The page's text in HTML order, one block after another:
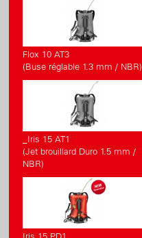
Flox 10 AT3
(Buse réglable 1.3 mm / NBR)
_Iris 15 AT1
(Jet brouillard Duro 1.5 mm /
NBR)